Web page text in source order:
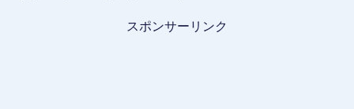
スポンサーリンク